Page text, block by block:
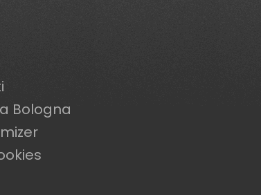
Bologna